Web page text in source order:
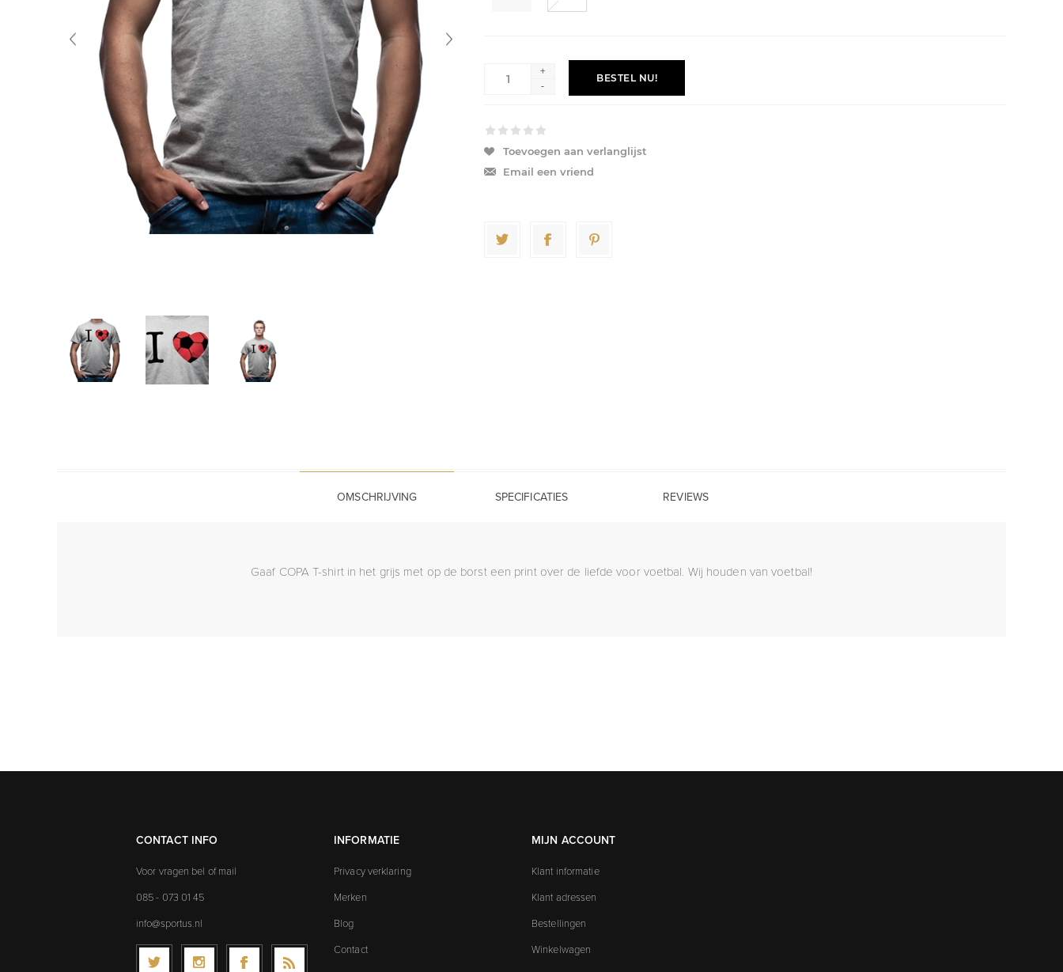
+
-
BESTEL NU!
Toevoegen aan verlanglijst
Email een vriend
OMSCHRIJVING SPECIFICATIES REVIEWS
Gaaf COPA T-shirt in het grijs met op de borst een print over de liefde voor voetbal. Wij houden van voetbal!
CONTACT INFO
Voor vragen bel of mail
085 - 073 01 45
info@sportus.nl
INFORMATIE
Privacy verklaring
Merken
Blog
Contact
MIJN ACCOUNT
Klant informatie
Klant adressen
Bestellingen
Winkelwagen